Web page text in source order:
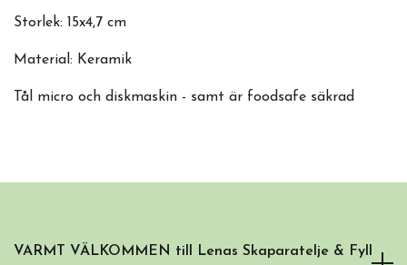
Storlek: 15x4,7 cm
Material: Keramik
Tål micro och diskmaskin - samt är foodsafe säkrad
VARMT VÄLKOMMEN till Lenas Skaparatelje & Fyll